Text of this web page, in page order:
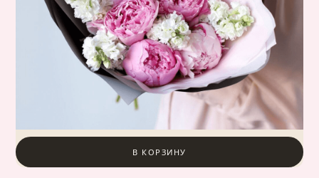
В КОРЗИНУ